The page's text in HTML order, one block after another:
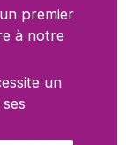
premier
à notre
un